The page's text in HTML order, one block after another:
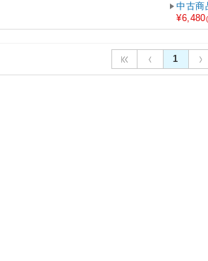
中古商
¥6,480
1